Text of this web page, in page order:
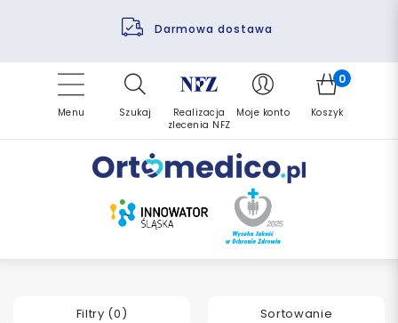
Darmowa dostawa
Pomoc fizjoterapeuty
Finansowanie PFRON
Refundacja NFZ
Zrealizuj zlecenie ponownie
Menu Szukaj
Realizacja
zlecenia NFZ
Moje konto
0
Koszyk
Filtry (0) Sortowanie